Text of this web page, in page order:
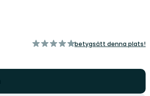
av
betygsätt denna plats!